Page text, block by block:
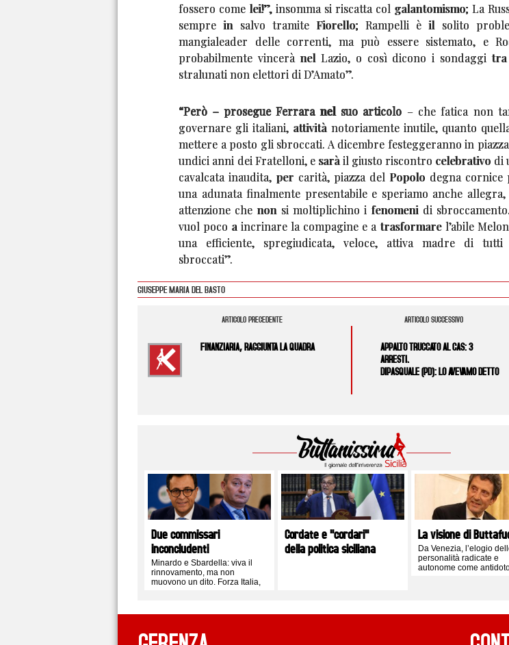
fossero come lei!”, insomma si riscatta col galantomismo; La
sempre in salvo tramite Fiorello; Rampelli è il solito
mangialeader delle correnti, ma può essere sistemato, e
probabilmente vincerà nel Lazio, o così dicono i sondaggi
stralunati non elettori di D’Amato”.
“Però – prosegue Ferrara nel suo articolo – che fatica non
governare gli italiani, attività notoriamente inutile, quanto
mettere a posto gli sbroccati. A dicembre festeggeranno in
undici anni dei Fratelloni, e sarà il giusto riscontro celebrativo di
cavalcata inaudita, per carità, piazza del Popolo degna cornice
una adunata finalmente presentabile e speriamo anche allegra,
attenzione che non si moltiplichino i fenomeni di
vuol poco a incrinare la compagine e a trasformare l’abile
una efficiente, spregiudicata, veloce, attiva madre di
sbroccati”.
GIUSEPPE MARIA DEL BASTO
ARTICOLO PRECEDENTE
FINANZIARIA, RAGGIUNTA LA QUADRA
ARTICOLO SUCCESSIVO
APPALTO TRUCCATO AL CAS: 3
ARRESTI.
DIPASQUALE (PD): LO AVEVAMO DETTO
Due commissari
inconcludenti
Minardo e Sbardella: viva il
rinnovamento, ma non
muovono un dito. Forza Italia,
Cordate e "cordari"
della politica siciliana
La visione di
Da Venezia, l’elogio
personalità radicate e
autonome come